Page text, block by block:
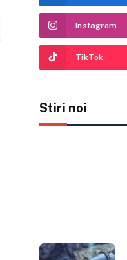
Instagram
TikTok
Stiri noi